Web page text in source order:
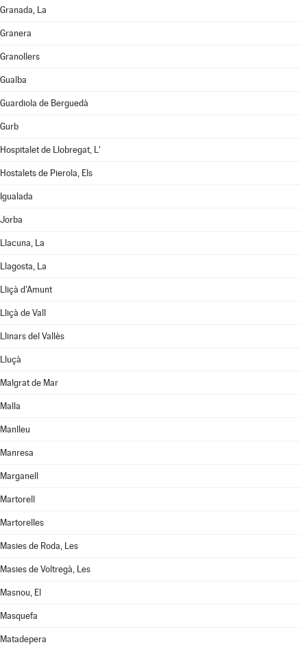
Granada, La
Granera
Granollers
Gualba
Guardiola de Berguedà
Gurb
Hospitalet de Llobregat, L'
Hostalets de Pierola, Els
Igualada
Jorba
Llacuna, La
Llagosta, La
Lliçà d'Amunt
Lliçà de Vall
Llinars del Vallès
Lluçà
Malgrat de Mar
Malla
Manlleu
Manresa
Marganell
Martorell
Martorelles
Masies de Roda, Les
Masies de Voltregà, Les
Masnou, El
Masquefa
Matadepera